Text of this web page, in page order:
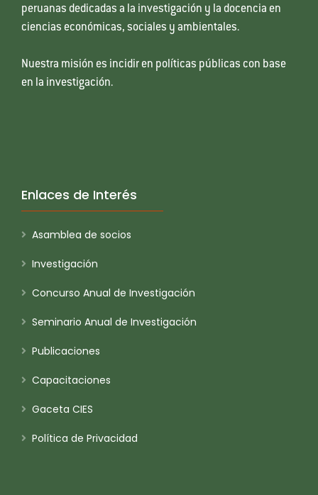
peruanas dedicadas a la investigación y la docencia en
ciencias económicas, sociales y ambientales.
Nuestra misión es incidir en políticas públicas con base
en la investigación.
Enlaces de Interés
Asamblea de socios
Investigación
Concurso Anual de Investigación
Seminario Anual de Investigación
Publicaciones
Capacitaciones
Gaceta CIES
Política de Privacidad